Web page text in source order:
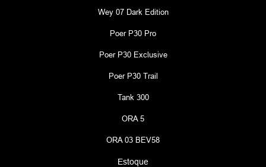
Wey 07 Dark Edition
Poer P30 Pro
Poer P30 Exclusive
Poer P30 Trail
Tank 300
ORA 5
ORA 03 BEV58
Estoque